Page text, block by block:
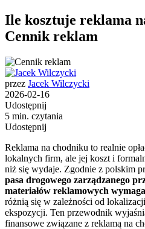
Ile kosztuje reklama
Cennik reklam
przez Jacek Wilczycki
2026-02-16
Udostępnij
5 min. czytania
Udostępnij
Reklama na chodniku to realnie
lokalnych firm, ale jej koszt i
niż się wydaje. Zgodnie z polskim
pasa drogowego zarządzanego
materiałów reklamowych
różnią się w zależności od
ekspozycji. Ten przewodnik
finansowe związane z reklamą na